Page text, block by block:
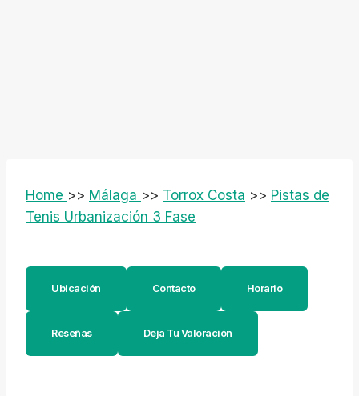
Home >> Málaga >> Torrox Costa >> Pistas de
Tenis Urbanización 3 Fase
Ubicación Contacto Horario
Reseñas Deja Tu Valoración